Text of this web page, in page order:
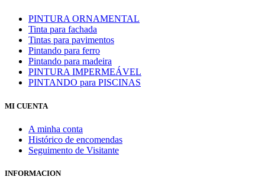
PINTURA ORNAMENTAL
Tinta para fachada
Tintas para pavimentos
Pintando para ferro
Pintando para madeira
PINTURA IMPERMEÁVEL
PINTANDO para PISCINAS
MI CUENTA
A minha conta
Histórico de encomendas
Seguimento de Visitante
INFORMACION